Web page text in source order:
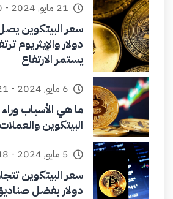
21 مايو, 2024 - 04:20 م
دولار والإيثريوم
يستمر الارتفاع
6 مايو, 2024 - 03:21 م
ما هي الأسباب
البيتكوين
5 مايو, 2024 - 08:48 م
دولار بفضل